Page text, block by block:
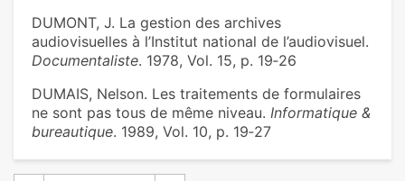
DUMONT, J. La gestion des archives
audiovisuelles à l’Institut national de l’audiovisuel.
Documentaliste. 1978, Vol. 15, p. 19‑26
DUMAIS, Nelson. Les traitements de formulaires
ne sont pas tous de même niveau. Informatique &
bureautique. 1989, Vol. 10, p. 19‑27